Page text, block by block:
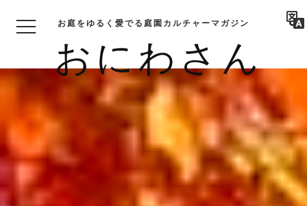
おにわさん
お庭をゆるく愛でる庭園カルチャーマガジン